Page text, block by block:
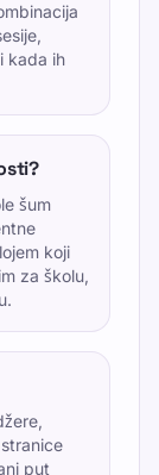
kada ih
šum
koji
za školu,
put